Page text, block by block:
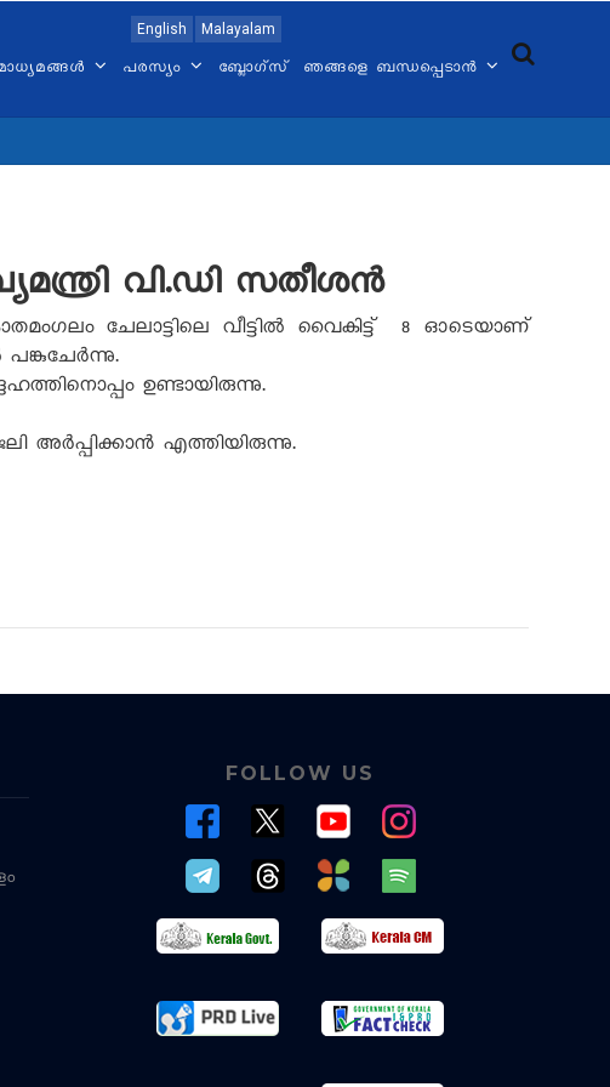
English Malayalam
പരസ്യം ബ്ലോഗ്സ് ഞങ്ങളെ ബന്ധപ്പെടാൻ
വി.ഡി സതീശന്‍
ചേലാട്ടിലെ വീട്ടില്‍ വൈകിട്ട് 8 ഓടെയാണ്
ഉണ്ടായിരുന്നു.
അർപ്പിക്കാൻ എത്തിയിരുന്നു.
FOLLOW US